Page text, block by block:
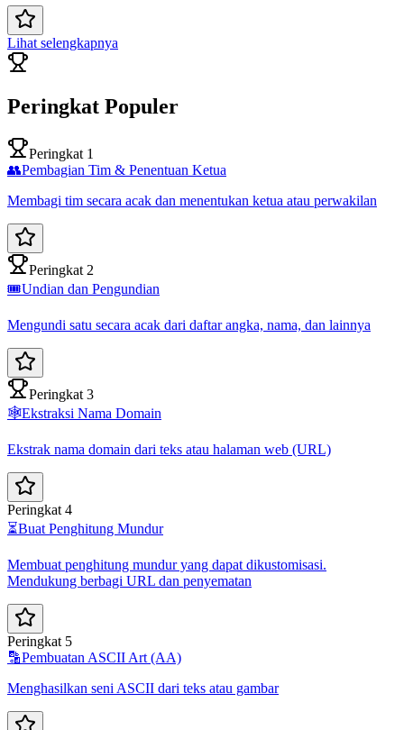
Lihat selengkapnya
Peringkat Populer
Peringkat 1
👥Pembagian Tim & Penentuan Ketua
Membagi tim secara acak dan menentukan ketua atau perwakilan
Peringkat 2
🎟️Undian dan Pengundian
Mengundi satu secara acak dari daftar angka, nama, dan lainnya
Peringkat 3
🕸️Ekstraksi Nama Domain
Ekstrak nama domain dari teks atau halaman web (URL)
Peringkat 4
⏳Buat Penghitung Mundur
Membuat penghitung mundur yang dapat dikustomisasi.
Mendukung berbagi URL dan penyematan
Peringkat 5
🔡Pembuatan ASCII Art (AA)
Menghasilkan seni ASCII dari teks atau gambar